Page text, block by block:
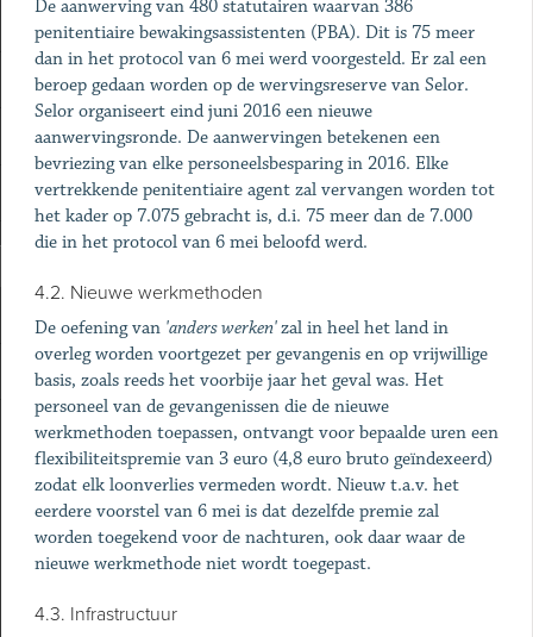
De aanwerving van 480 statutairen waarvan 386
penitentiaire bewakingsassistenten (PBA). Dit is 75 meer
dan in het protocol van 6 mei werd voorgesteld. Er zal een
beroep gedaan worden op de wervingsreserve van Selor.
Selor organiseert eind juni 2016 een nieuwe
aanwervingsronde. De aanwervingen betekenen een
bevriezing van elke personeelsbesparing in 2016. Elke
vertrekkende penitentiaire agent zal vervangen worden tot
het kader op 7.075 gebracht is, d.i. 75 meer dan de 7.000
die in het protocol van 6 mei beloofd werd.
4.2. Nieuwe werkmethoden
De oefening van 'anders werken'zal in heel het land in
overleg worden voortgezet per gevangenis en op vrijwillige
basis, zoals reeds het voorbije jaar het geval was. Het
personeel van de gevangenissen die de nieuwe
werkmethoden toepassen, ontvangt voor bepaalde uren een
flexibiliteitspremie van 3 euro (4,8 euro bruto geïndexeerd)
zodat elk loonverlies vermeden wordt. Nieuw t.a.v. het
eerdere voorstel van 6 mei is dat dezelfde premie zal
worden toegekend voor de nachturen, ook daar waar de
nieuwe werkmethode niet wordt toegepast.
4.3. Infrastructuur